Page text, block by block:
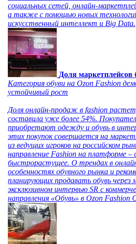
социальных сетей, онлайн-
а также с помощью новых
искусственный интеллект и Big Data.
Доля маркетплейсов
Категория обуви на Ozon Fashion
устойчивый рост
Доля онлайн-продаж в fashion
составила уже более 54%.
приобретают одежду и обувь в
этих покупок совершается на
из ведущих игроков на российском
направление Fashion на платформе –
быстрорастущее. О трендах в
особенностях обувного рынка и
планирующих продавать обувь через
эксклюзивном интервью SR с
направления «Обувь» в Ozon Fashion